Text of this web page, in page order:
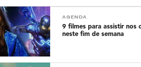
AGENDA
9 filmes para assistir nos
neste fim de semana